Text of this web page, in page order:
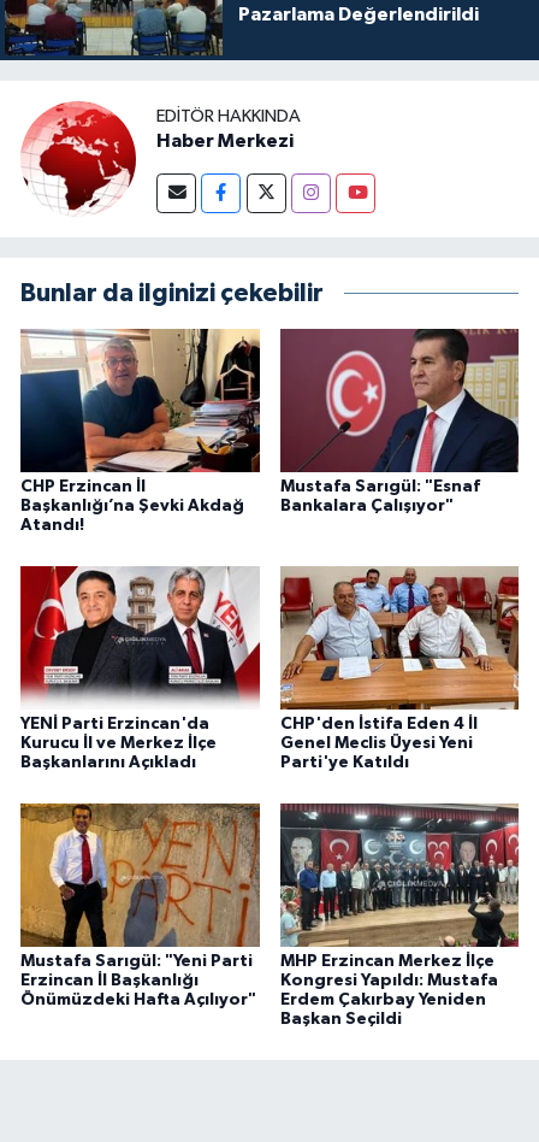
Pazarlama Değerlendirildi
EDITÖR HAKKINDA
Haber Merkezi
Bunlar da ilginizi çekebilir
CHP Erzincan İl
Başkanlığı’na Şevki Akdağ
Atandı!
Mustafa Sarıgül: "Esnaf
Bankalara Çalışıyor"
YENİ Parti Erzincan'da
Kurucu İl ve Merkez İlçe
Başkanlarını Açıkladı
CHP'den İstifa Eden 4 İl
Genel Meclis Üyesi Yeni
Parti'ye Katıldı
Mustafa Sarıgül: "Yeni Parti
Erzincan İl Başkanlığı
Önümüzdeki Hafta Açılıyor"
MHP Erzincan Merkez İlçe
Kongresi Yapıldı: Mustafa
Erdem Çakırbay Yeniden
Başkan Seçildi